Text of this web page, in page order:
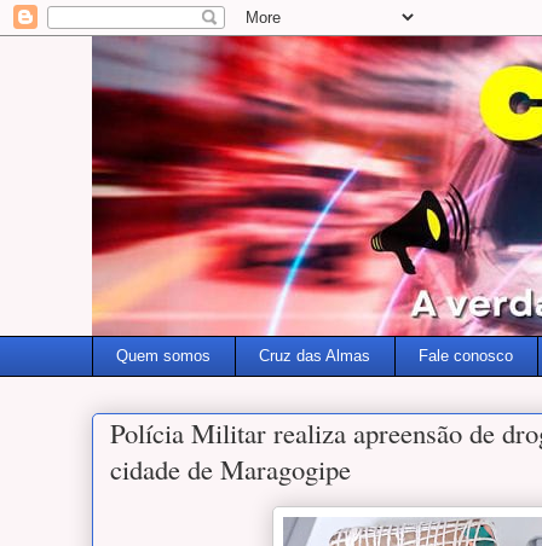
Quem somos Cruz das Almas Fale conosco
Polícia Militar realiza apreensão de
cidade de Maragogipe